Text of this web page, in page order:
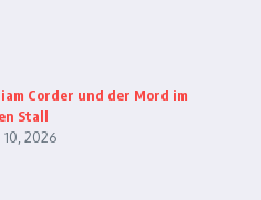
Corder und der Mord im
Stall
10, 2026